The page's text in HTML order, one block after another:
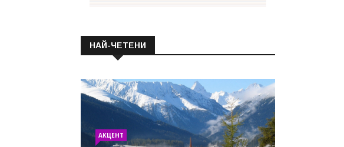
НАЙ-ЧЕТЕНИ
АКЦЕНТ